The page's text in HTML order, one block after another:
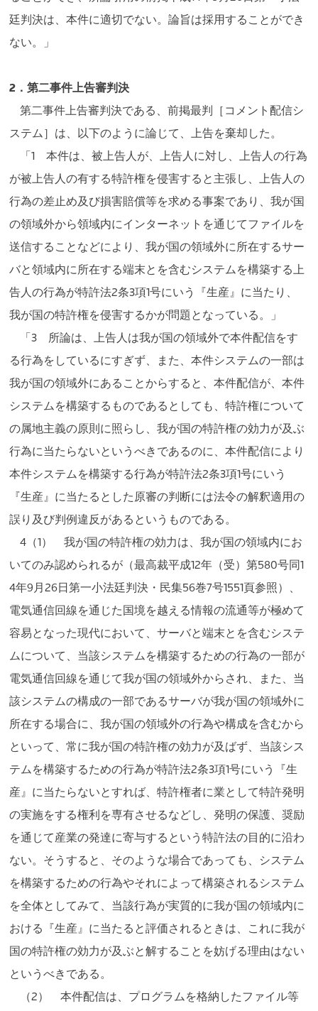
廷判決は、本件に適切でない。論旨は採用することができ
ない。」
2．第二事件上告審判決
第二事件上告審判決である、前掲最判［コメント配信シ
ステム］は、以下のように論じて、上告を棄却した。
「1 本件は、被上告人が、上告人に対し、上告人の行為
が被上告人の有する特許権を侵害すると主張し、上告人の
行為の差止め及び損害賠償等を求める事案であり、我が国
の領域外から領域内にインターネットを通じてファイルを
送信することなどにより、我が国の領域外に所在するサー
バと領域内に所在する端末とを含むシステムを構築する上
告人の行為が特許法2条3項1号にいう『生産』に当たり、
我が国の特許権を侵害するかが問題となっている。」
「3 所論は、上告人は我が国の領域外で本件配信をす
る行為をしているにすぎず、また、本件システムの一部は
我が国の領域外にあることからすると、本件配信が、本件
システムを構築するものであるとしても、特許権について
の属地主義の原則に照らし、我が国の特許権の効力が及ぶ
行為に当たらないというべきであるのに、本件配信により
本件システムを構築する行為が特許法2条3項1号にいう
『生産』に当たるとした原審の判断には法令の解釈適用の
誤り及び判例違反があるというものである。
4（1） 我が国の特許権の効力は、我が国の領域内にお
いてのみ認められるが（最高裁平成12年（受）第580号同1
4年9月26日第一小法廷判決・民集56巻7号1551頁参照）、
電気通信回線を通じた国境を越える情報の流通等が極めて
容易となった現代において、サーバと端末とを含むシステ
ムについて、当該システムを構築するための行為の一部が
電気通信回線を通じて我が国の領域外からされ、また、当
該システムの構成の一部であるサーバが我が国の領域外に
所在する場合に、我が国の領域外の行為や構成を含むから
といって、常に我が国の特許権の効力が及ばず、当該シス
テムを構築するための行為が特許法2条3項1号にいう『生
産』に当たらないとすれば、特許権者に業として特許発明
の実施をする権利を専有させるなどし、発明の保護、奨励
を通じて産業の発達に寄与するという特許法の目的に沿わ
ない。そうすると、そのような場合であっても、システム
を構築するための行為やそれによって構築されるシステム
を全体としてみて、当該行為が実質的に我が国の領域内に
おける『生産』に当たると評価されるときは、これに我が
国の特許権の効力が及ぶと解することを妨げる理由はない
というべきである。
（2） 本件配信は、プログラムを格納したファイル等